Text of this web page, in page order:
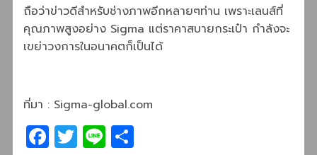
ถือว่าข่าวดีสำหรับช่างภาพอีกหลายๆท่าน เพราะเลนส์ที่
คุณภาพสูงอย่าง Sigma แต่ราคาสบายกระเป๋า กำลังจะ
เขย่าวงการในอนาคตก็เป็นได้
ที่มา : Sigma-global.com
Facebook
Twitter
Line